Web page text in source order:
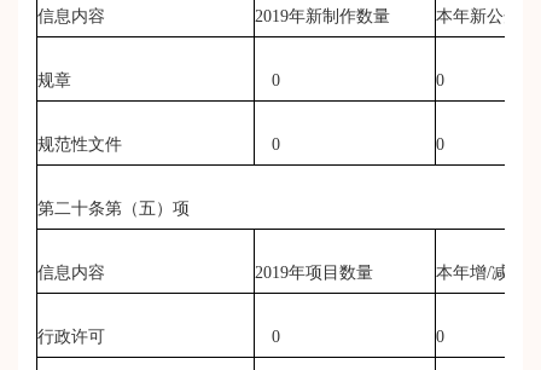
信息内容 2019年新制作数量 本年新公开
规章 0 0
规范性文件 0 0
第二十条第（五）项
信息内容 2019年项目数量 本年增/减
行政许可 0 0